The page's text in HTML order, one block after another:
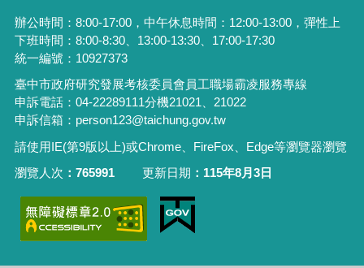
辦公時間：8:00-17:00，中午休息時間：12:00-13:00，彈性上
下班時間：8:00-8:30、13:00-13:30、17:00-17:30
統一編號：10927373
臺中市政府研究發展考核委員會員工職場霸凌服務專線
申訴電話：04-22289111分機21021、21022
申訴信箱：person123@taichung.gov.tw
請使用IE(第9版以上)或Chrome、FireFox、Edge等瀏覽器瀏覽
瀏覽人次
765991 更新日期 115年8月3日